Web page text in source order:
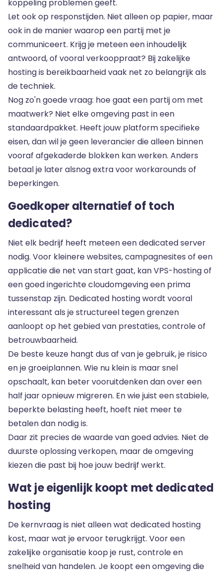
koppeling problemen geeft.
Let ook op responstijden. Niet alleen op papier, maar
ook in de manier waarop een partij met je
communiceert. Krijg je meteen een inhoudelijk
antwoord, of vooral verkooppraat? Bij zakelijke
hosting is bereikbaarheid vaak net zo belangrijk als
de techniek.
Nog zo'n goede vraag: hoe gaat een partij om met
maatwerk? Niet elke omgeving past in een
standaardpakket. Heeft jouw platform specifieke
eisen, dan wil je geen leverancier die alleen binnen
vooraf afgekaderde blokken kan werken. Anders
betaal je later alsnog extra voor workarounds of
beperkingen.
Goedkoper alternatief of toch
dedicated?
Niet elk bedrijf heeft meteen een dedicated server
nodig. Voor kleinere websites, campagnesites of een
applicatie die net van start gaat, kan VPS-hosting of
een goed ingerichte cloudomgeving een prima
tussenstap zijn. Dedicated hosting wordt vooral
interessant als je structureel tegen grenzen
aanloopt op het gebied van prestaties,controle of
betrouwbaarheid.
De beste keuze hangt dus af van je gebruik, je risico
en je groeiplannen. Wie nu klein is maar snel
opschaalt, kan beter vooruitdenken dan over een
half jaar opnieuw migreren. En wie juist een stabiele,
beperkte belasting heeft, hoeft niet meer te
betalen dan nodig is.
Daar zit precies de waarde van goed advies. Niet de
duurste oplossing verkopen, maar de omgeving
kiezen die past bij hoe jouw bedrijf werkt.
Wat je eigenlijk koopt met dedicated
hosting
De kernvraag is niet alleen wat dedicated hosting
kost, maar wat je ervoor terugkrijgt. Voor een
zakelijke organisatie koop je rust, controle en
snelheid van handelen. Je koopt een omgeving die